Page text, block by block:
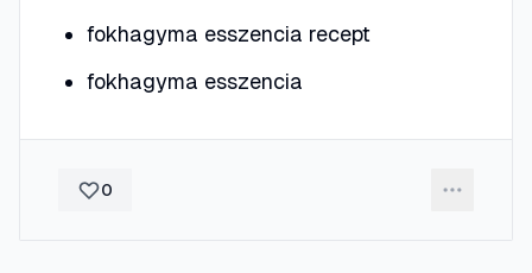
fokhagyma esszencia recept
fokhagyma esszencia
0